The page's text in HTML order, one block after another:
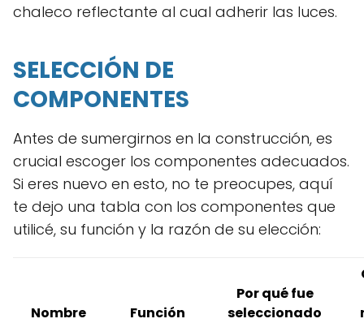
chaleco reflectante al cual adherir las luces.
SELECCIÓN DE
COMPONENTES
Antes de sumergirnos en la construcción, es
crucial escoger los componentes adecuados.
Si eres nuevo en esto, no te preocupes, aquí
te dejo una tabla con los componentes que
utilicé, su función y la razón de su elección:
Nombre Función
Por qué fue
seleccionado